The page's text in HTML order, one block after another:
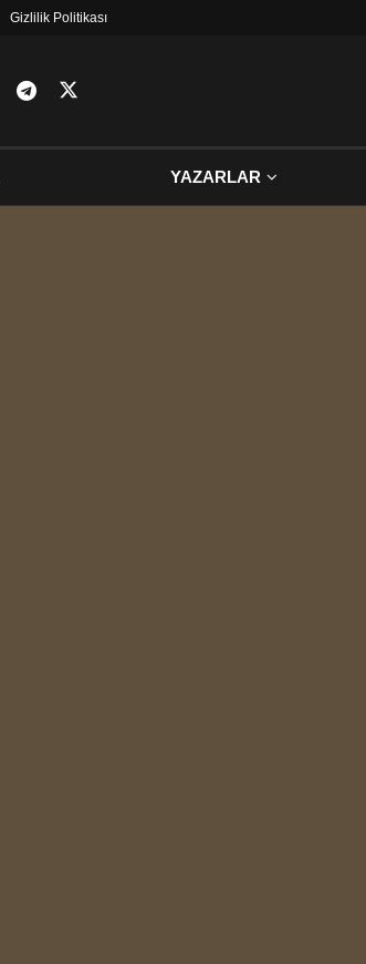
Gizlilik Politikası
YAZARLAR